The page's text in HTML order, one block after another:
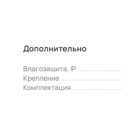
Дополнительно
Влагозащита, IP
Крепление
Комплектация